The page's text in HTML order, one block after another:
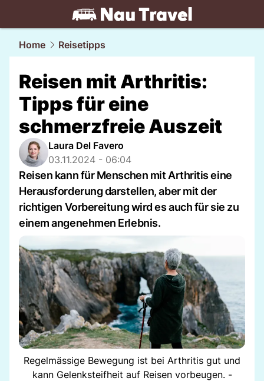
travel.NAU.ch
Home Reisetipps
Reisen mit Arthritis:
Tipps für eine
schmerzfreie Auszeit
Laura Del Favero
03.11.2024 - 06:04
Reisen kann für Menschen mit Arthritis eine
Herausforderung darstellen, aber mit der
richtigen Vorbereitung wird es auch für sie zu
einem angenehmen Erlebnis.
Regelmässige Bewegung ist bei Arthritis gut und
kann Gelenksteifheit auf Reisen vorbeugen. -